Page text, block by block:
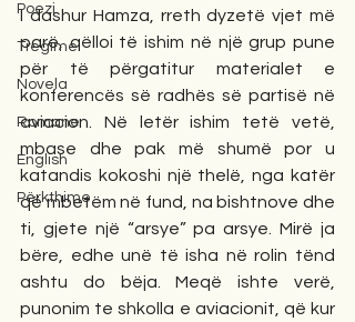
Poezi
Tregime
Novela
Romane
English
Përkthime
I dashur Hamza, rreth dyzetë vjet më
parë, qëlloi të ishim në një grup pune
për të përgatitur materialet e
konferencës së radhës së partisë në
aviacion. Në letër ishim tetë vetë,
mbase dhe pak më shumë por u
katandis kokoshi një thelë, nga katër
që mbetëm në fund, na bishtnove dhe
ti, gjete një “arsye” pa arsye. Mirë ja
bëre, edhe unë të isha në rolin tënd
ashtu do bëja. Meqë ishte verë,
punonim te shkolla e aviacionit, që kur